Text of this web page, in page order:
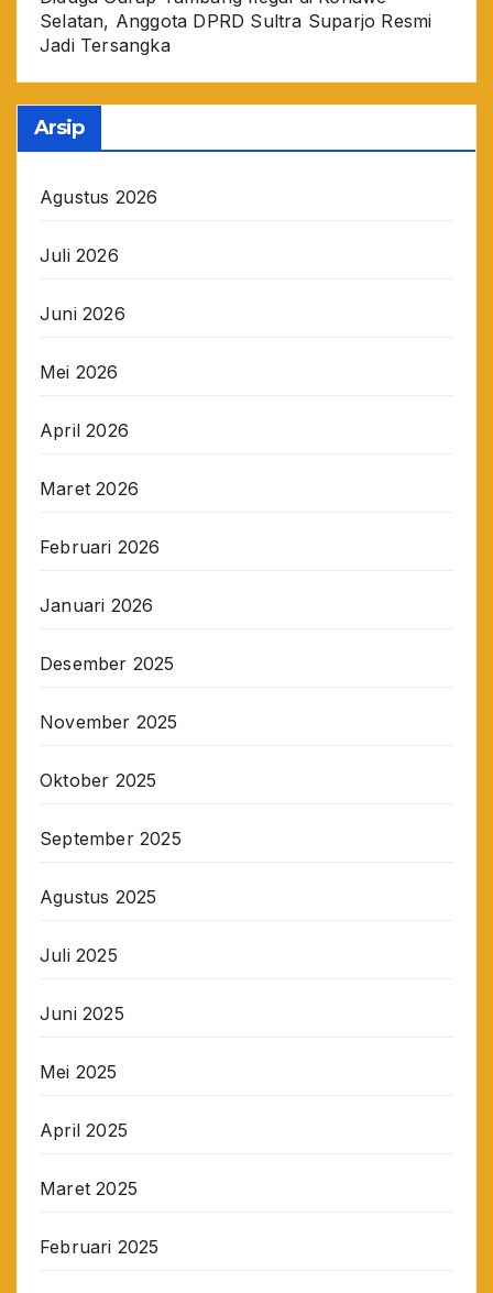
Selatan, Anggota DPRD Sultra Suparjo Resmi
Jadi Tersangka
Arsip
Agustus 2026
Juli 2026
Juni 2026
Mei 2026
April 2026
Maret 2026
Februari 2026
Januari 2026
Desember 2025
November 2025
Oktober 2025
September 2025
Agustus 2025
Juli 2025
Juni 2025
Mei 2025
April 2025
Maret 2025
Februari 2025